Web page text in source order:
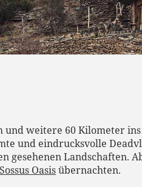
weitere 60 Kilometer
und eindrucksvolle
gesehenen Landschaften.
Oasisübernachten.